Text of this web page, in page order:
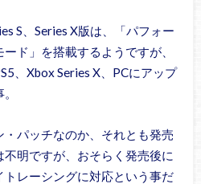
S、Series X版は、「パフォー
ド」を搭載するようですが、
、Xbox Series X、PCにアップ
・パッチなのか、それとも発売
明ですが、おそらく発売後に
レーシングに対応という事だ